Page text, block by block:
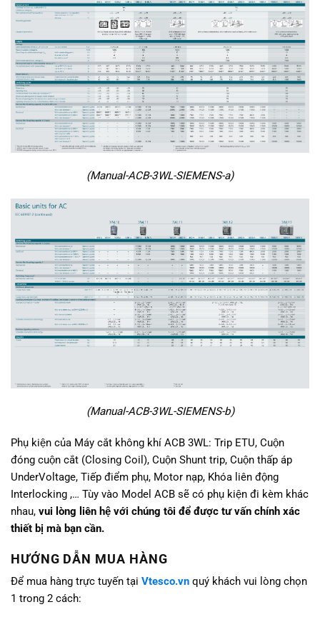
(Manual-ACB-3WL-SIEMENS-a)
(Manual-ACB-3WL-SIEMENS-b)
Phụ kiện của Máy cắt không khí ACB 3WL: Trip ETU, Cuộn
đóng cuộn cắt (Closing Coil), Cuộn Shunt trip, Cuộn thấp áp
UnderVoltage, Tiếp điểm phụ, Motor nạp, Khóa liên động
Interlocking ,… Tùy vào Model ACB sẽ có phụ kiện đi kèm khác
nhau, vui lòng liên hệ với chúng tôi để được tư vấn chính xác
thiết bị mà bạn cần.
HƯỚNG DẪN MUA HÀNG
Để mua hàng trực tuyến tại Vtesco.vn quý khách vui lòng chọn
1 trong 2 cách: